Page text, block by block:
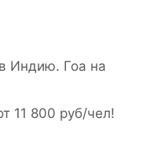
Индию. Гоа на
11 800 руб/чел!